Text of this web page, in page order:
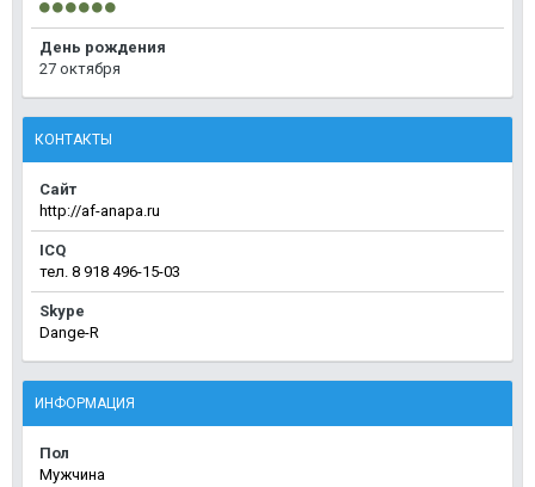
День рождения
27 октября
КОНТАКТЫ
Сайт
http://af-anapa.ru
ICQ
тел. 8 918 496-15-03
Skype
Dange-R
ИНФОРМАЦИЯ
Пол
Мужчина